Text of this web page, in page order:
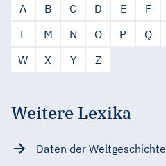
A B C D E F
L
M N O P Q
W
X Y Z
Weitere Lexika
Daten der Weltgeschichte